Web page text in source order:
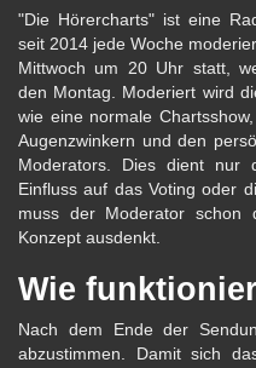
"Die Hörercharts" ist eine
seit 2014 jede Woche
Mittwoch um 20 Uhr statt,
den Montag. Moderiert wird
wie eine normale
Augenzwinkern und den
Moderators. Dies dient nur
Einfluss auf das Voting oder
muss der Moderator
Konzept ausdenkt.
Wie
Nach dem Ende der
abzustimmen. Damit sich